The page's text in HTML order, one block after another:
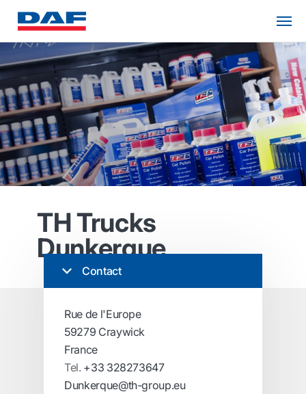
TH Trucks
Dunkerque
Contact
Rue de l'Europe
59279 Craywick
France
Tel. +33 328273647
Dunkerque@th-group.eu